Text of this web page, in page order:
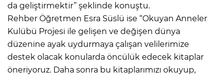
da geliştirmektir” şeklinde konuştu.
Rehber Öğretmen Esra Süslü ise “Okuyan Anneler
Kulübü Projesi ile gelişen ve değişen dünya
düzenine ayak uydurmaya çalışan velilerimize
destek olacak konularda öncülük edecek kitaplar
öneriyoruz. Daha sonra bu kitaplarımızı okuyup,